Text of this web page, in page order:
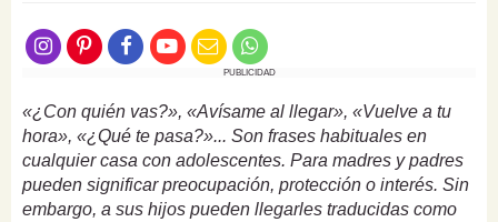
PUBLICIDAD
«¿Con quién vas?», «Avísame al llegar», «Vuelve a tu
hora», «¿Qué te pasa?»... Son frases habituales en
cualquier casa con adolescentes. Para madres y padres
pueden significar preocupación, protección o interés. Sin
embargo, a sus hijos pueden llegarles traducidas como